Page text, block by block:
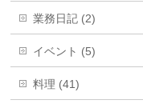
業務日記 (2)
イベント (5)
料理 (41)